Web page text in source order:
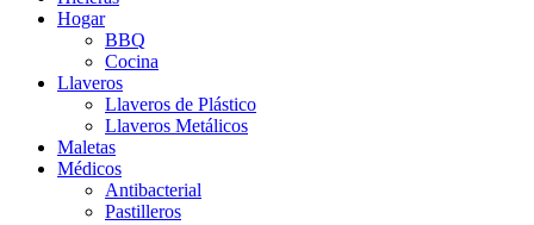
Hogar
BBQ
Cocina
Llaveros
Llaveros de Plástico
Llaveros Metálicos
Maletas
Médicos
Antibacterial
Pastilleros